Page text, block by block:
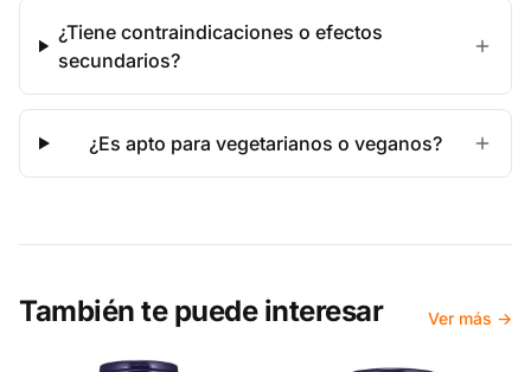
¿Tiene contraindicaciones o efectos
secundarios?
¿Es apto para vegetarianos o veganos?
También te puede interesar Ver más →